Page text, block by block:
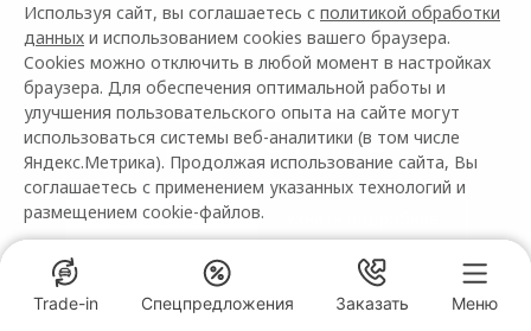
OMODA C7
ОТ 2 739 000 ₽²
Купить в кредит
Используя сайт, вы соглашаетесь с политикой обработки
данных и использованием cookies вашего браузера.
Cookies можно отключить в любой момент в настройках
браузера. Для обеспечения оптимальной работы и
улучшения пользовательского опыта на сайте могут
использоваться системы веб-аналитики (в том числе
Яндекс.Метрика). Продолжая использование сайта, Вы
соглашаетесь с применением указанных технологий и
размещением cookie-файлов.
Понятно
Закрыть
OMODA C7 от 2 909 900 рублей
Кредит от 0,01% 4 года
ПОЛУЧИТЬ ПРЕДЛОЖЕНИЕ
OMODA ПИОН
Trade-in Спецпредложения Заказать Меню
Спецпредложения
OMODA ПИОН